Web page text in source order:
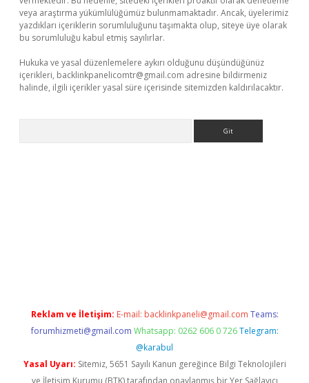
veya araştırma yükümlülüğümüz bulunmamaktadır. Ancak, üyelerimiz
yazdıkları içeriklerin sorumluluğunu taşımakta olup, siteye üye olarak
bu sorumluluğu kabul etmiş sayılırlar.
Hukuka ve yasal düzenlemelere aykırı olduğunu düşündüğünüz
içerikleri, backlinkpanelicomtr@gmail.com adresine bildirmeniz
halinde, ilgili içerikler yasal süre içerisinde sitemizden kaldırılacaktır.
Reklam ve İletişim: E-mail: backlinkpaneli@gmail.com Teams:
forumhizmeti@gmail.com Whatsapp: 0262 606 0 726 Telegram:
@karabul
Yasal Uyarı: Sitemiz, 5651 Sayılı Kanun gereğince Bilgi Teknolojileri
ve İletişim Kurumu (BTK) tarafından onaylanmış bir Yer Sağlayıcı